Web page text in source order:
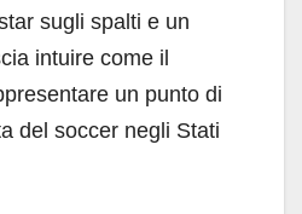
sugli spalti e un
intuire come il
un punto di
del soccer negli Stati